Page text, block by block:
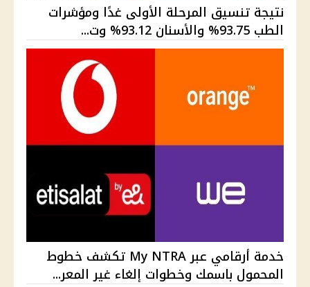
نتيجة تنسيق المرحلة الأولى غدًا ومؤشرات
الطب 93.75% والأسنان 93.12% وت...
خدمة أرقامي عبر My NTRA تكشف خطوط
المحمول باسمك وخطوات إلغاء غير المعر...